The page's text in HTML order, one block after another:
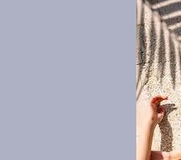
Animateur(s) francophone(s)